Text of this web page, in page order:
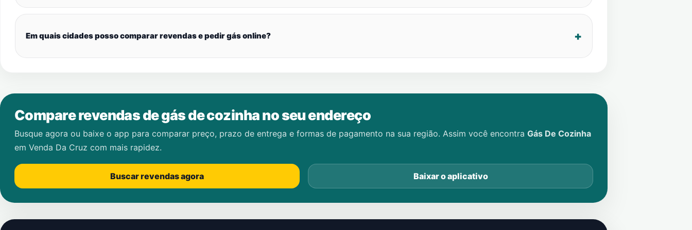
Em quais cidades posso comparar revendas e pedir gás online?
Compare revendas de gás de cozinha no seu endereço
Busque agora ou baixe o app para comparar preço, prazo de entrega e formas de pagamento na sua região. Assim você encontra Gás De Cozinha
em Venda Da Cruz com mais rapidez.
Buscar revendas agora Baixar o aplicativo